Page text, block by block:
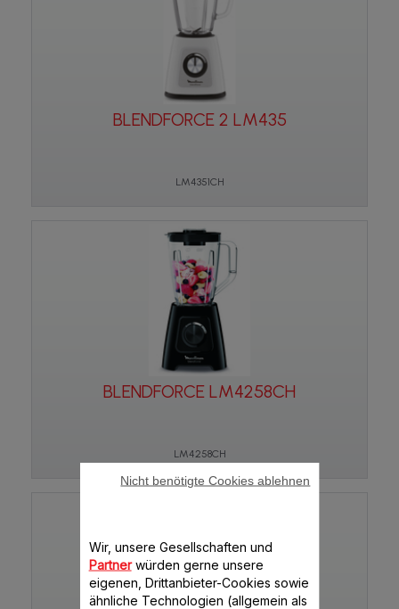
BLENDFORCE 2 LM435
LM4351CH
BLENDFORCE LM4258CH
LM4258CH
Wir, unsere Gesellschaften und
Partnerwürden gerne unsere
eigenen, Drittanbieter-Cookies sowie
ähnliche Technologien (allgemein als
Nicht benötigte Cookies ablehnen